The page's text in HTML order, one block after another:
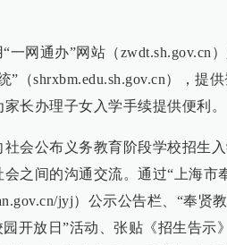
一网通办”网站（zwdt.sh.gov.cn
（shrxbm.edu.sh.gov.cn），提供
长办理子女入学手续提供便利。
会公布义务教育阶段学校招生
之间的沟通交流。通过“上海市
jyj）公示公告栏、“奉贤教
开放日”活动、张贴《招生告示